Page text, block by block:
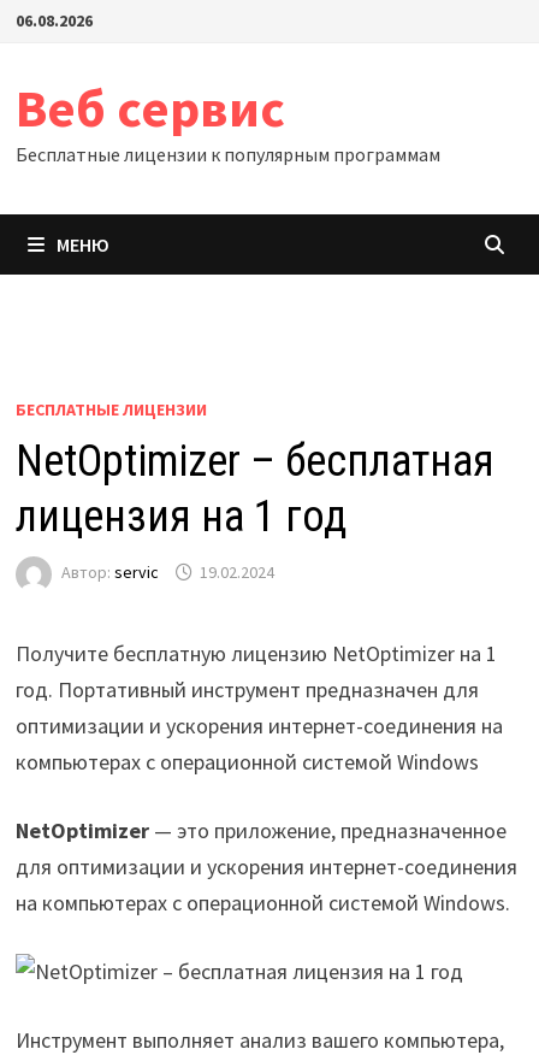
Перейти
содержимому
06.08.2026
Веб сервис
Бесплатные лицензии к популярным программам
МЕНЮ
БЕСПЛАТНЫЕ ЛИЦЕНЗИИ
NetOptimizer – бесплатная
лицензия на 1 год
Автор: servic 19.02.2024
Получите бесплатную лицензию NetOptimizer на 1
год. Портативный инструмент предназначен для
оптимизации и ускорения интернет-соединения на
компьютерах с операционной системой Windows
NetOptimizer— это приложение, предназначенное
для оптимизации и ускорения интернет-соединения
на компьютерах с операционной системой Windows.
Инструмент выполняет анализ вашего компьютера,